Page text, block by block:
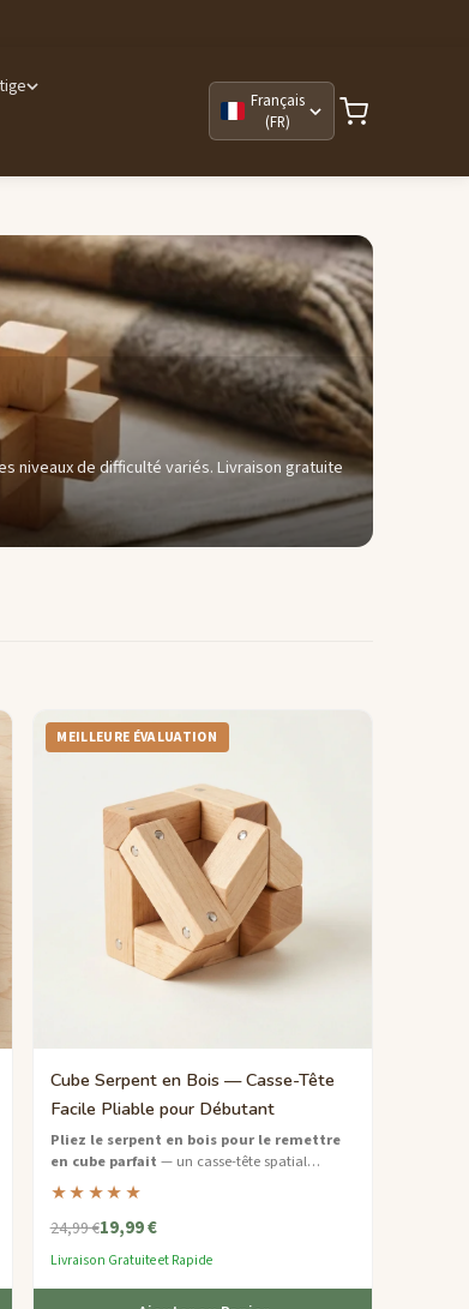
Français
(FR)
niveaux de difficulté variés. Livraison gratuite
MEILLEURE ÉVALUATION
Cube Serpent en Bois — Casse-Tête
Facile Pliable pour Débutant
Pliez le serpent en bois pour le remettre
en cube parfait — un casse-tête spatial
satisfaisant pour débutants fabriqué à partir
d'érable sourcé de manière durable.
★★★★★
24,99 €19,99 €
Livraison Gratuite et Rapide